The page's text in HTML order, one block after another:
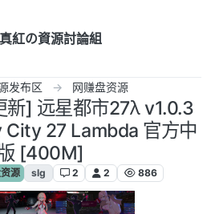
真紅の資源討論組
发布区 网赚盘资源
新] 远星都市27λ v1.0.3
27 Lambda 官方中
[400M]
源 slg 2 2 886